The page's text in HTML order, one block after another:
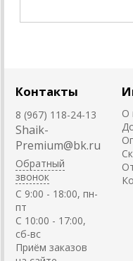
Контакты
8 (967) 118-24-13
Shaik-
Premium@bk.ru
Обратный
звонок
C 9:00 - 18:00, пн-
пт
С 10:00 - 17:00,
сб-вс
Приём заказов
О